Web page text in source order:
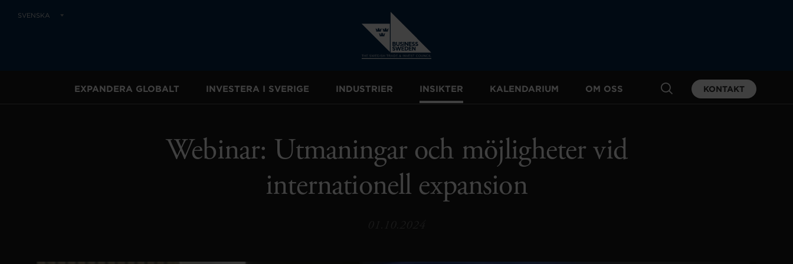
SVENSKA
EXPANDERA GLOBALT INVESTERA I SVERIGE INDUSTRIER INSIKTER KALENDARIUM OM OSS KONTAKT
Webinar: Utmaningar och möjligheter vid
internationell expansion